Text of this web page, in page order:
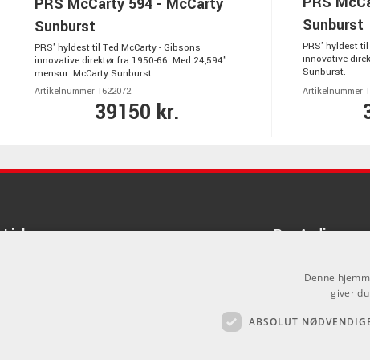
Sunburst
PRS' hyldest til Ted McCarty - Gibsons
innovative direktør fra 1950-66. Med 24,594"
mensur. McCarty Sunburst.
Artikelnummer 1622072
39150 kr.
Sunburst
PRS' hyldest
innovative
Sunburst.
Artikelnummer
Links Pro Audio
Denne
giver
ABSOLUT